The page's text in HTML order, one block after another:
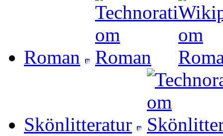
Roman
Skönlitteratur